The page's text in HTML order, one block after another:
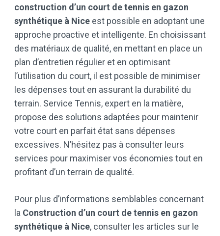
construction d’un court de tennis en gazon
synthétique à Nice est possible en adoptant une
approche proactive et intelligente. En choisissant
des matériaux de qualité, en mettant en place un
plan d’entretien régulier et en optimisant
l’utilisation du court, il est possible de minimiser
les dépenses tout en assurant la durabilité du
terrain. Service Tennis, expert en la matière,
propose des solutions adaptées pour maintenir
votre court en parfait état sans dépenses
excessives. N’hésitez pas à consulter leurs
services pour maximiser vos économies tout en
profitant d’un terrain de qualité.
Pour plus d’informations semblables concernant
la Construction d’un court de tennis en gazon
synthétique à Nice, consulter les articles sur le